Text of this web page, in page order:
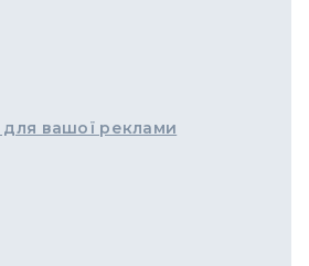
для вашої реклами